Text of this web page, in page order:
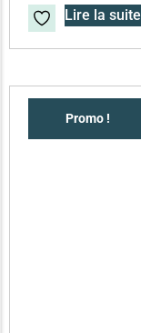
Promo !
Lire la suite